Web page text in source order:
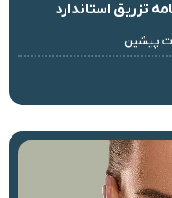
تزریق استاندارد
پیشین